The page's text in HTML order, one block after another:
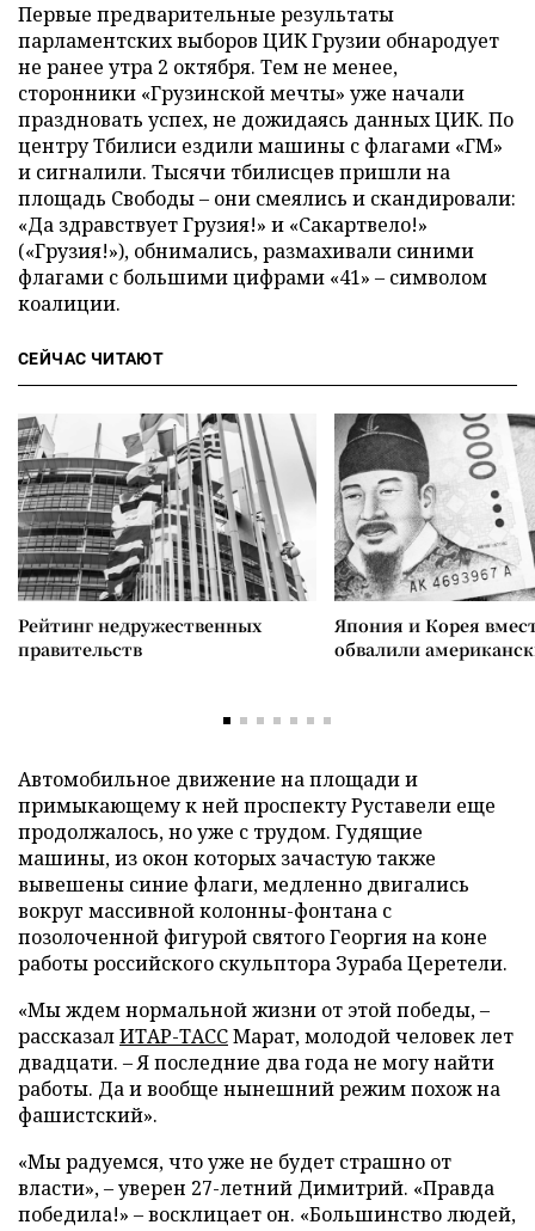
Первые предварительные результаты
парламентских выборов ЦИК Грузии обнародует
не ранее утра 2 октября. Тем не менее,
сторонники «Грузинской мечты» уже начали
праздновать успех, не дожидаясь данных ЦИК. По
центру Тбилиси ездили машины с флагами «ГМ»
и сигналили. Тысячи тбилисцев пришли на
площадь Свободы – они смеялись и скандировали:
«Да здравствует Грузия!» и «Сакартвело!»
(«Грузия!»), обнимались, размахивали синими
флагами с большими цифрами «41» – символом
коалиции.
СЕЙЧАС ЧИТАЮТ
Рейтинг недружественных
правительств
Япония и Корея
обвалили
Автомобильное движение на площади и
примыкающему к ней проспекту Руставели еще
продолжалось, но уже с трудом. Гудящие
машины, из окон которых зачастую также
вывешены синие флаги, медленно двигались
вокруг массивной колонны-фонтана с
позолоченной фигурой святого Георгия на коне
работы российского скульптора Зураба Церетели.
«Мы ждем нормальной жизни от этой победы, –
рассказалИТАР-ТАССМарат, молодой человек лет
двадцати. – Я последние два года не могу найти
работы. Да и вообще нынешний режим похож на
фашистский».
«Мы радуемся, что уже не будет страшно от
власти», – уверен 27-летний Димитрий. «Правда
победила!» – восклицает он. «Большинство людей,